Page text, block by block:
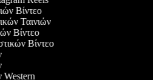
Βίντεο
Ταινιών
Βίντεο
Βίντεο
Western